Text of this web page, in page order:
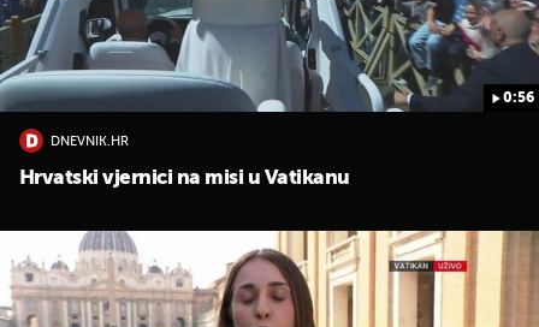
0:56
DNEVNIK.HR
Hrvatski vjernici na misi u Vatikanu